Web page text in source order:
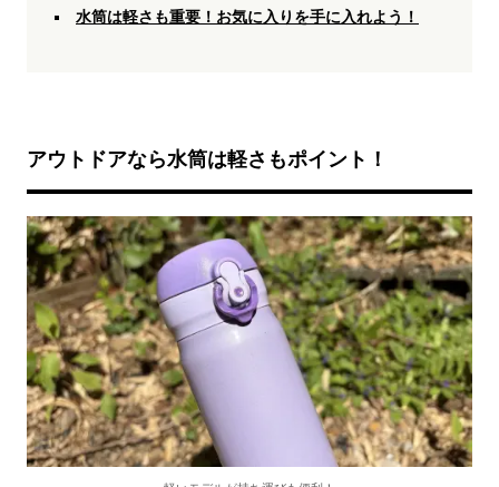
水筒は軽さも重要！お気に入りを手に入れよう！
アウトドアなら水筒は軽さもポイント！